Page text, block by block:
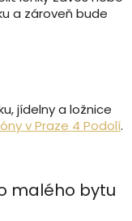
a zároveň bude
jídelny a ložnice
v Praze 4 Podolí.
malého bytu